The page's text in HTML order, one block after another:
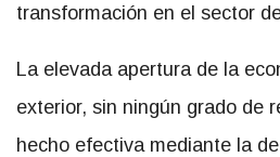
transformación en el sector
La elevada apertura de la
exterior, sin ningún grado de
hecho efectiva mediante la